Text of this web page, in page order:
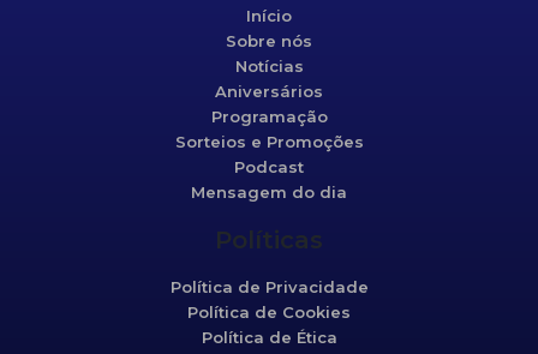
Início
Sobre nós
Notícias
Aniversários
Programação
Sorteios e Promoções
Podcast
Mensagem do dia
Políticas
Política de Privacidade
Política de Cookies
Política de Ética